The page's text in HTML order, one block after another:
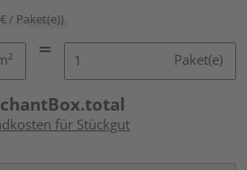
/ Paket(e))
Paket(e)
für Stückgut